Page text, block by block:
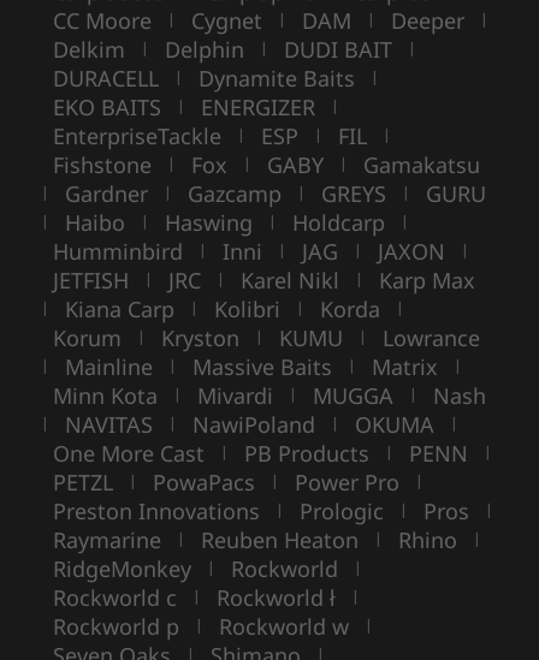
CC Moore | Cygnet | DAM | Deeper |
Delkim | Delphin | DUDI BAIT |
DURACELL | Dynamite Baits |
EKO BAITS | ENERGIZER |
EnterpriseTackle | ESP | FIL |
Fishstone | Fox | GABY | Gamakatsu
| Gardner | Gazcamp | GREYS | GURU
| Haibo | Haswing | Holdcarp |
Humminbird | Inni | JAG | JAXON |
JETFISH | JRC | Karel Nikl | Karp Max
| Kiana Carp | Kolibri | Korda |
Korum | Kryston | KUMU | Lowrance
| Mainline | Massive Baits | Matrix |
Minn Kota | Mivardi | MUGGA | Nash
| NAVITAS | NawiPoland | OKUMA |
One More Cast | PB Products | PENN |
PETZL | PowaPacs | Power Pro |
Preston Innovations | Prologic | Pros |
Raymarine | Reuben Heaton | Rhino |
RidgeMonkey | Rockworld |
Rockworld c | Rockworld ł |
Rockworld p | Rockworld w |
| |